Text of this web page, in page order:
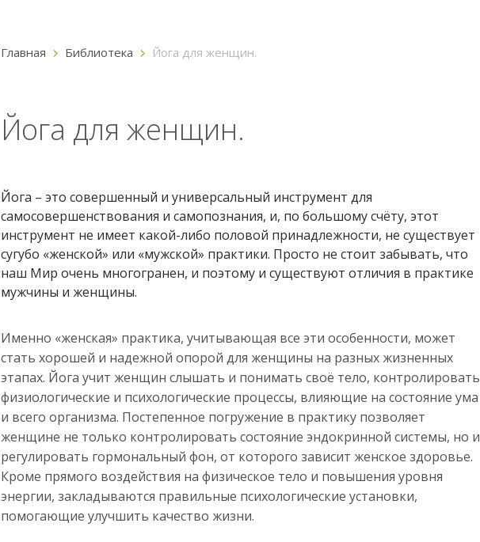
Главная Библиотека Йога для женщин.
Йога для женщин.
Йога – это совершенный и универсальный инструмент для
самосовершенствования и самопознания, и, по большому счёту, этот
инструмент не имеет какой-либо половой принадлежности, не существует
сугубо «женской» или «мужской» практики. Просто не стоит забывать, что
наш Мир очень многогранен, и поэтому и существуют отличия в практике
мужчины и женщины.
Именно «женская» практика, учитывающая все эти особенности, может
стать хорошей и надежной опорой для женщины на разных жизненных
этапах. Йога учит женщин слышать и понимать своё тело, контролировать
физиологические и психологические процессы, влияющие на состояние ума
и всего организма. Постепенное погружение в практику позволяет
женщине не только контролировать состояние эндокринной системы, но и
регулировать гормональный фон, от которого зависит женское здоровье.
Кроме прямого воздействия на физическое тело и повышения уровня
энергии, закладываются правильные психологические установки,
помогающие улучшить качество жизни.